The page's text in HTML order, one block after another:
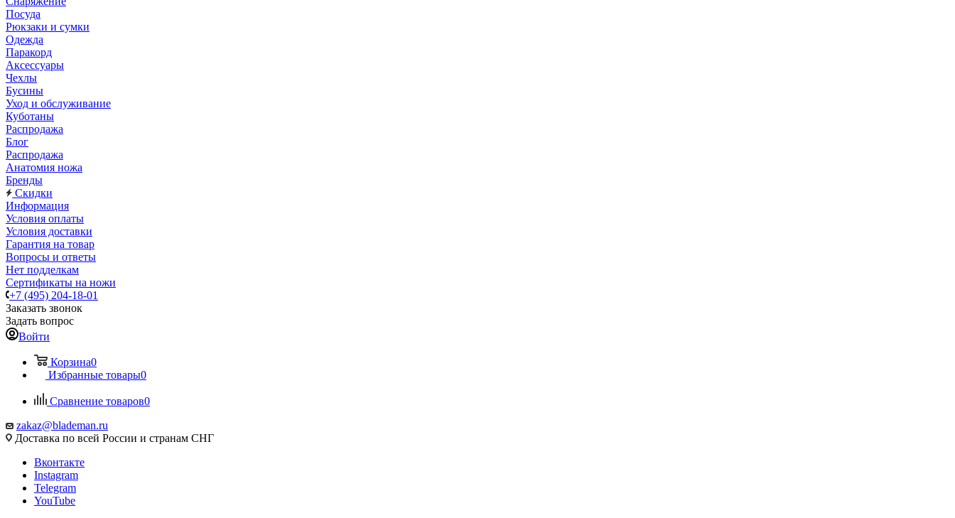
Посуда
Рюкзаки и сумки
Одежда
Паракорд
Аксессуары
Чехлы
Бусины
Уход и обслуживание
Куботаны
Распродажа
Блог
Распродажа
Анатомия ножа
Бренды
Скидки
Информация
Условия оплаты
Условия доставки
Гарантия на товар
Вопросы и ответы
Нет подделкам
Сертификаты на ножи
+7 (495) 204-18-01
Заказать звонок
Задать вопрос
Войти
Корзина0
Избранные товары0
Сравнение товаров0
zakaz@blademan.ru
Доставка по всей России и странам СНГ
Вконтакте
Instagram
Telegram
YouTube